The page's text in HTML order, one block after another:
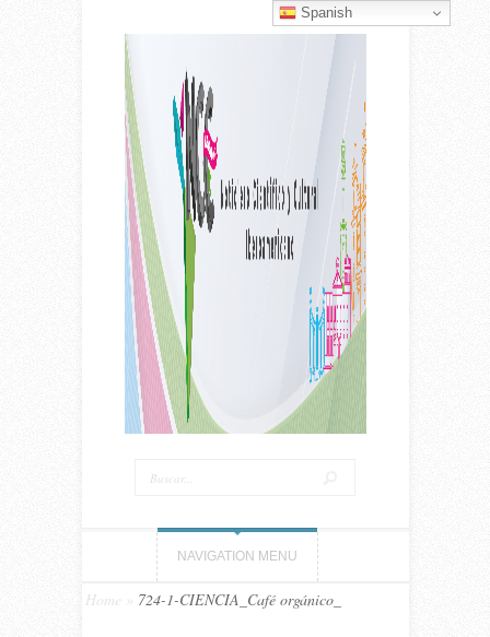
NAVIGATION MENU
Home 724-1-CIENCIA_Café orgánico_
Spanish